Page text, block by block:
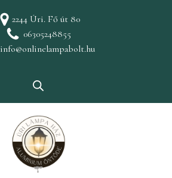
2244 Úri. Fő út 80
06305248855
info@onlinelampabolt.hu